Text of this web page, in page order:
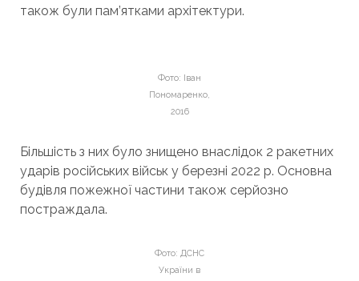
також були пам’ятками архітектури.
Фото: Іван
Пономаренко,
2016
Більшість з них було знищено внаслідок 2 ракетних
ударів російських військ у березні 2022 р. Основна
будівля пожежної частини також серйозно
постраждала.
Фото: ДСНС
України в